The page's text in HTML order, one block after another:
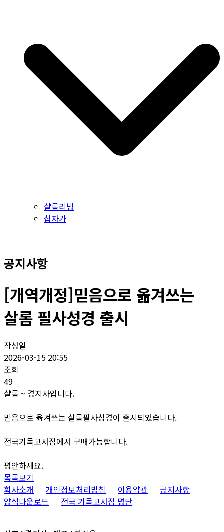
샬롬리빙
십자가
공지사항
[개역개정]믿음으로 옮겨쓰는
살롬 필사성경 출시
작성일
2026-03-15 20:55
조회
49
샬롬 ~ 경지사입니다.
믿음으로 옮겨쓰는 살롬필사성경이 출시되었습니다.
전국기독교서점에서 구매가능합니다.
평안하세요.
목록보기
회사소개 │ 개인정보처리방침 │ 이용약관 │ 공지사항 │
양식다운로드 │ 전국 기독교서점 명단